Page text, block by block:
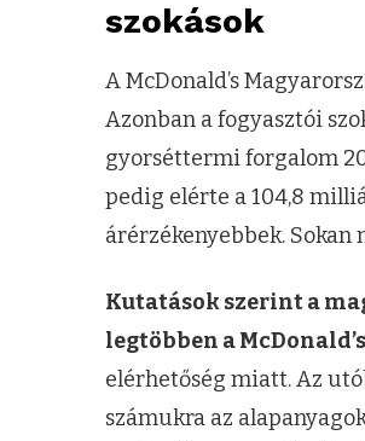
szokások
A McDonald’s
Azonban a fogyasztói
gyorséttermi forgalom
pedig elérte a 104,8
árérzékenyebbek.
Kutatások szerint a
legtöbben a
elérhetőség miatt. Az
számukra az